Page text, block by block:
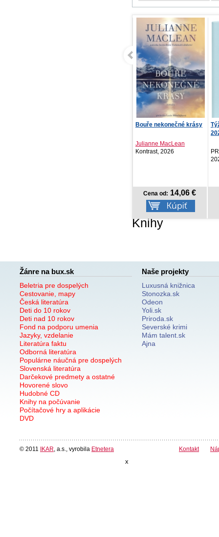
Týždenný diár Ponza
PRESCOGROUP SK,
Cena od: 5,97 €
Knihy
Žánre na bux.sk
Beletria pre dospelých
Cestovanie, mapy
Česká literatúra
Deti do 10 rokov
Deti nad 10 rokov
Fond na podporu umenia
Jazyky, vzdelanie
Literatúra faktu
Odborná literatúra
Populárne náučná pre dospelých
Slovenská literatúra
Darčekové predmety a ostatné
Hovorené slovo
Hudobné CD
Knihy na počúvanie
Počítačové hry a aplikácie
DVD
Naše projekty
Luxusná knižnica
Stonozka.sk
Odeon
Yoli.sk
Priroda.sk
Severské krimi
Mám talent.sk
Ajna
© 2011 IKAR , a.s., vyrobila Etnetera Kontakt
x